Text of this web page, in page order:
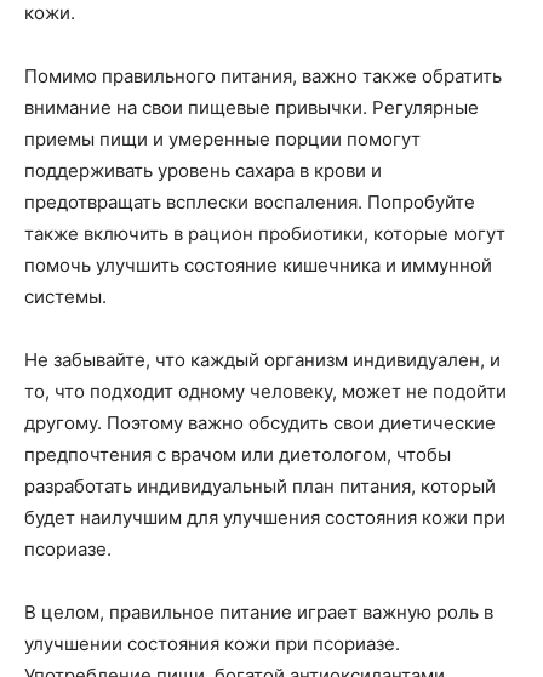
кожи.
Помимо правильного питания, важно также обратить
внимание на свои пищевые привычки. Регулярные
приемы пищи и умеренные порции помогут
поддерживать уровень сахара в крови и
предотвращать всплески воспаления. Попробуйте
также включить в рацион пробиотики, которые могут
помочь улучшить состояние кишечника и иммунной
системы.
Не забывайте, что каждый организм индивидуален, и
то, что подходит одному человеку, может не подойти
другому. Поэтому важно обсудить свои диетические
предпочтения с врачом или диетологом, чтобы
разработать индивидуальный план питания, который
будет наилучшим для улучшения состояния кожи при
псориазе.
В целом, правильное питание играет важную роль в
улучшении состояния кожи при псориазе.